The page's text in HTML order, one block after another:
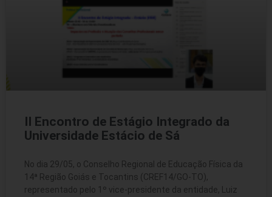
II Encontro de Estágio Integrado da
Universidade Estácio de Sá
No dia 29/05, o Conselho Regional de Educação Física da
14ª Região Goiás e Tocantins (CREF14/GO-TO),
representado pelo 1º vice-presidente da entidade, Luiz